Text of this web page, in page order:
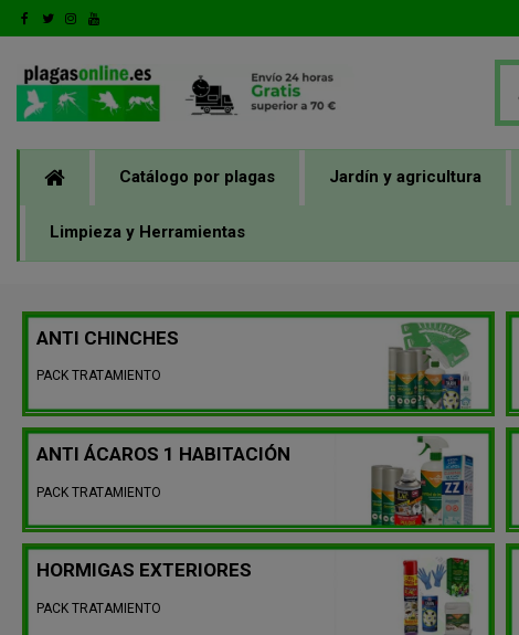
Catálogo por plagas Jardín y agricultura
Limpieza y Herramientas
ANTI CHINCHES
PACK TRATAMIENTO
ANTI ÁCAROS 1 HABITACIÓN
PACK TRATAMIENTO
HORMIGAS EXTERIORES
PACK TRATAMIENTO